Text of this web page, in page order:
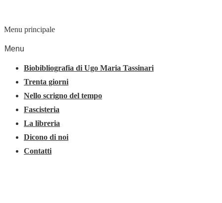
Menu principale
Menu
Biobibliografia di Ugo Maria Tassinari
Trenta giorni
Nello scrigno del tempo
Fascisteria
La libreria
Dicono di noi
Contatti